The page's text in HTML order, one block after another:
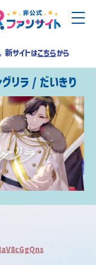
新サイトはこちらから
リラ / だいきり